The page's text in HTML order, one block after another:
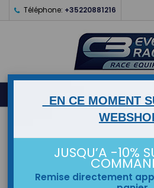
Téléphone: +35220881216

EN CE MOMENT
JUSQU’A -10%
Remise directement